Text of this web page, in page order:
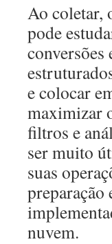
Ao coletar,
pode
conversões
e colocar
maximizar
filtros e
ser muito
suas
preparação
nuvem.